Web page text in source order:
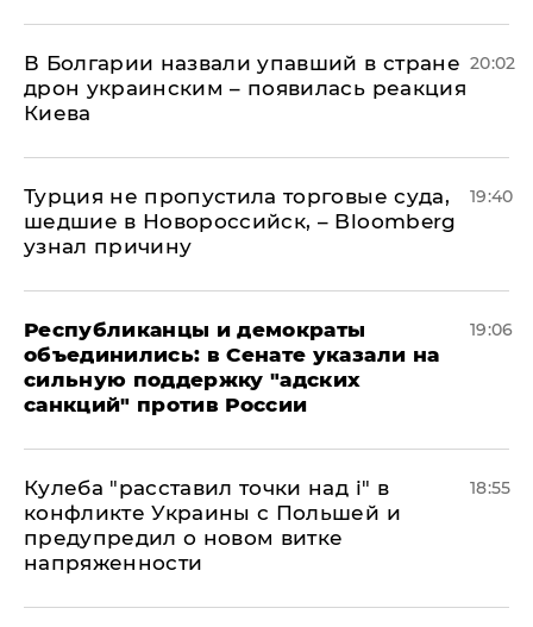
В Болгарии назвали упавший в стране
дрон украинским – появилась реакция
Киева
20:02
Турция не пропустила торговые суда,
шедшие в Новороссийск, – Bloomberg
узнал причину
19:40
Республиканцы и демократы
объединились: в Сенате указали на
сильную поддержку "адских
санкций" против России
19:06
Кулеба "расставил точки над і" в
конфликте Украины с Польшей и
предупредил о новом витке
напряженности
18:55